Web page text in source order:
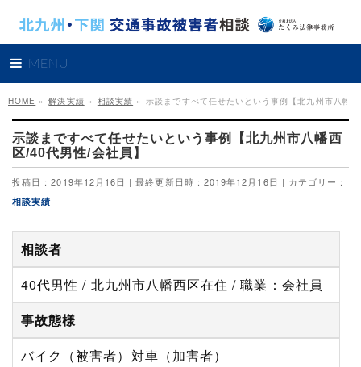
MENU
HOME » 解決実績 » 相談実績 » 示談まですべて任せたいという事例【北九州市八幡
示談まですべて任せたいという事例【北九州市八幡西
区/40代男性/会社員】
投稿日 : 2019年12月16日 最終更新日時 : 2019年12月16日 カテゴリー :
相談実績
相談者
40代男性 / 北九州市八幡西区在住 / 職業：会社員
事故態様
バイク（被害者）対車（加害者）